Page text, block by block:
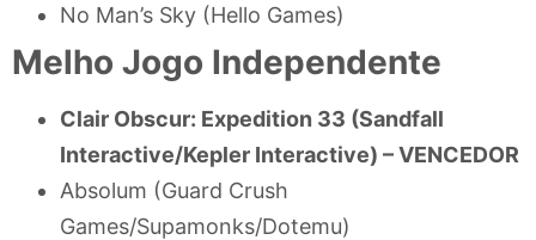
No Man’s Sky (Hello Games)
Melho Jogo Independente
Clair Obscur: Expedition 33 (Sandfall
Interactive/Kepler Interactive) –VENCEDOR
Absolum (Guard Crush
Games/Supamonks/Dotemu)